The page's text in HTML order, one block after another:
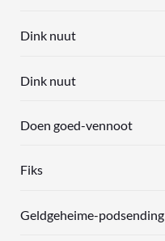
Dink nuut
Dink nuut
Doen goed-vennoot
Fiks
Geldgeheime-podsending